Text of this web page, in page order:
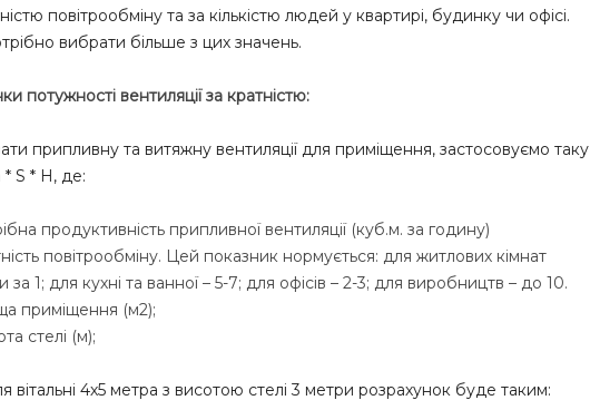
повітрообміну та за кількістю людей у квартирі, будинку чи офісі.
вибрати більше з цих значень.
потужності вентиляції за кратністю:
припливну та витяжну вентиляції для приміщення, застосовуємо таку
S * H, де:
продуктивність припливної вентиляції (куб.м. за годину)
повітрообміну. Цей показник нормується: для житлових кімнат
за 1; для кухні та ванної – 5-7; для офісів – 2-3; для виробництв – до 10.
приміщення (м2);
стелі (м);
вітальні 4х5 метра з висотою стелі 3 метри розрахунок буде таким: